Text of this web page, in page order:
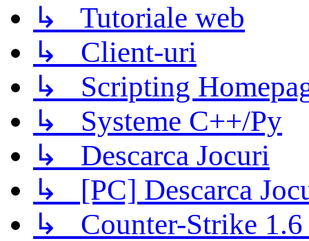
↳ Tutoriale web
↳ Client-uri
↳ Scripting
↳ Systeme C++/Py
↳ Descarca Jocuri
↳ [PC] Descarca
↳ Counter-Strike 1.6